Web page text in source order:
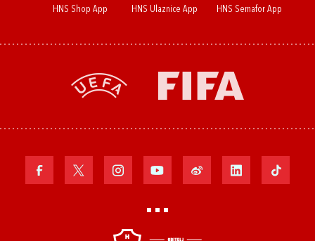
HNS Shop App HNS Ulaznice App HNS Semafor App